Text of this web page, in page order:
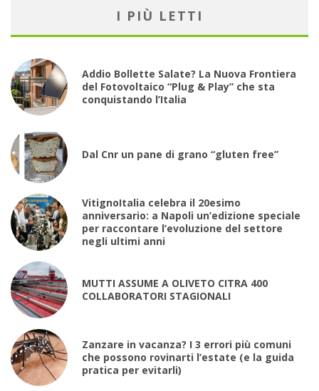
I PIÙ LETTI
Addio Bollette Salate? La Nuova Frontiera
del Fotovoltaico “Plug & Play” che sta
conquistando l’Italia
Dal Cnr un pane di grano “gluten free”
VitignoItalia celebra il 20esimo
anniversario: a Napoli un’edizione speciale
per raccontare l’evoluzione del settore
negli ultimi anni
MUTTI ASSUME A OLIVETO CITRA 400
COLLABORATORI STAGIONALI
Zanzare in vacanza? I 3 errori più comuni
che possono rovinarti l’estate (e la guida
pratica per evitarli)